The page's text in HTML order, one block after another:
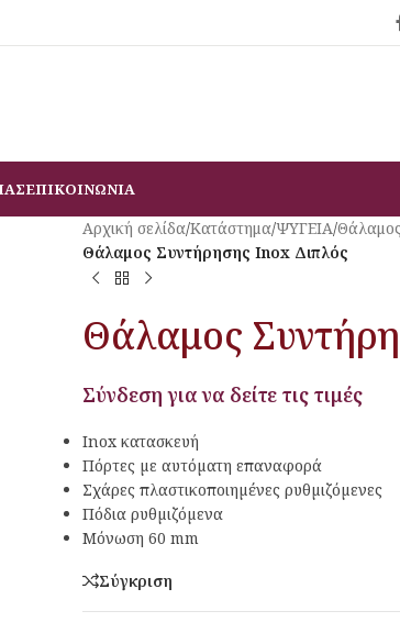
ΕΠΙΚΟΙΝΩΝΙΑ
Αρχική σελίδα/Κατάστημα/ΨΥΓΕΙΑ/
Θάλαμος Συντήρησης Inox Διπλός
Θάλαμος
Σύνδεση για να δείτε τις τιμές
Ιnox κατασκευή
Πόρτες µε αυτόµατη επαναφορά
Σχάρες πλαστικοποιηµένες ρυθµιζόµενες
Πόδια ρυθµιζόµενα
Μόνωση 60 mm
Σύγκριση